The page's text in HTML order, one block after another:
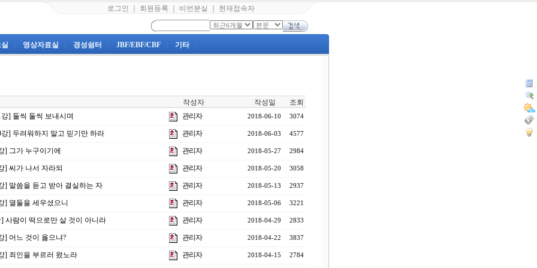
로그인 회원등록 비번분실 현재접속자
영상자료실 경성쉼터 JBF/EBF/CBF 기타
작성자 작성일
조회
] 둘씩 둘씩 보내시며
관리자 2018-06-10 3074
] 두려워하지 말고 믿기만 하라 관리자 2018-06-03 4577
] 그가 누구이기에 관리자 2018-05-27 2984
] 씨가 나서 자라되 관리자 2018-05-20 3058
] 말씀을 듣고 받아 결실하는 자 관리자 2018-05-13 2937
] 열둘을 세우셨으니 관리자 2018-05-06 3221
사람이 떡으로만 살 것이 아니라 관리자 2018-04-29 2833
] 어느 것이 옳으냐? 관리자 2018-04-22 3837
] 죄인을 부르러 왔노라 관리자 2018-04-15 2784